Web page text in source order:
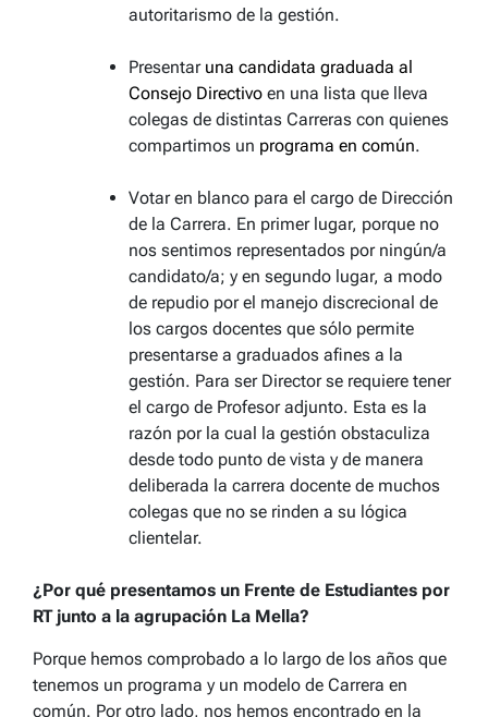
autoritarismo de la gestión.
Presentar una candidata graduada al
Consejo Directivo en una lista que lleva
colegas de distintas Carreras con quienes
compartimos un programa en común.
Votar en blanco para el cargo de Dirección
de la Carrera. En primer lugar, porque no
nos sentimos representados por ningún/a
candidato/a; y en segundo lugar, a modo
de repudio por el manejo discrecional de
los cargos docentes que sólo permite
presentarse a graduados afines a la
gestión. Para ser Director se requiere tener
el cargo de Profesor adjunto. Esta es la
razón por la cual la gestión obstaculiza
desde todo punto de vista y de manera
deliberada la carrera docente de muchos
colegas que no se rinden a su lógica
clientelar.
¿Por qué presentamos un Frente de Estudiantes por
RT junto a la agrupación La Mella?
Porque hemos comprobado a lo largo de los años que
tenemos un programa y un modelo de Carrera en
común. Por otro lado, nos hemos encontrado en la